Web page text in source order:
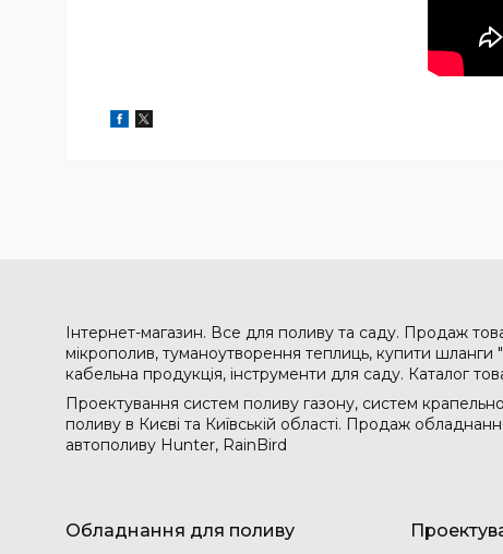
Інтернет-магазин. Все для поливу та саду. Продаж
мікрополив, туманоутворення теплиць, купити шланги
кабельна продукція, інструменти для саду. Каталог
Проектування систем поливу газону, систем
поливу в Києві та Київській області. Продаж
автополиву Hunter, RainBird
Обладнання для поливу